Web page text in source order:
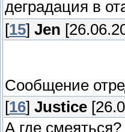
деградация в
[15] Jen
Сообщение
[16] Justice
А где смеяться?